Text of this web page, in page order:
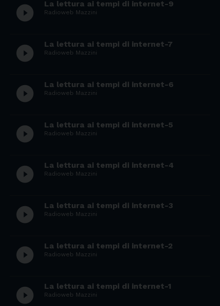
play_circle_filled La lettura ai tempi di internet-9
Radioweb Mazzini
play_circle_filled La lettura ai tempi di internet-7
Radioweb Mazzini
play_circle_filled La lettura ai tempi di internet-6
Radioweb Mazzini
play_circle_filled La lettura ai tempi di internet-5
Radioweb Mazzini
play_circle_filled La lettura ai tempi di internet-4
Radioweb Mazzini
play_circle_filled La lettura ai tempi di internet-3
Radioweb Mazzini
play_circle_filled La lettura ai tempi di internet-2
Radioweb Mazzini
play_circle_filled La lettura ai tempi di internet-1
Radioweb Mazzini